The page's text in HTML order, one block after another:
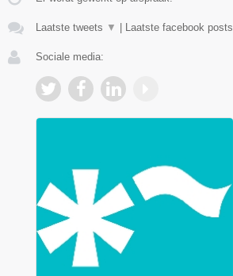
Laatste tweets ▼ | Laatste facebook posts
Sociale media: